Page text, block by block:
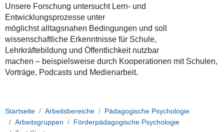
Unsere Forschung untersucht Lern- und
Entwicklungsprozesse unter
möglichst alltagsnahen Bedingungen und soll
wissenschaftliche Erkenntnisse für Schule,
Lehrkräftebildung und Öffentlichkeit nutzbar
machen – beispielsweise durch Kooperationen mit Schulen,
Vorträge, Podcasts und Medienarbeit.
Startseite Arbeitsbereiche
Pädagogische Psychologie
Arbeitsgruppen
Förderpädagogische Psychologie